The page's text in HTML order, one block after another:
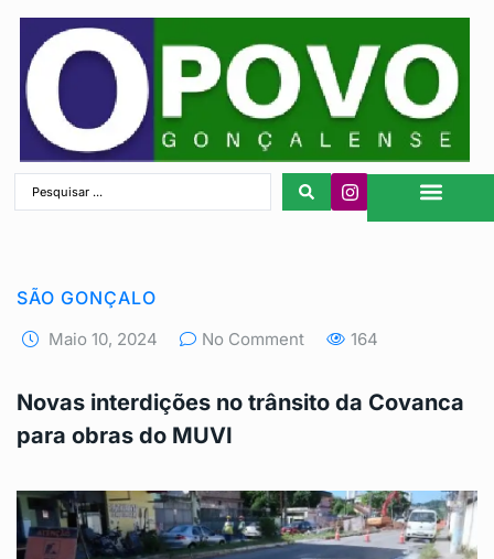
SÃO GONÇALO
Maio 10, 2024 No Comment 164
Novas interdições no trânsito da Covanca
para obras do MUVI